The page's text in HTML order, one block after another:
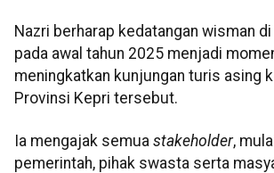
Nazri berharap kedatangan wisman
pada awal tahun 2025 menjadi
meningkatkan kunjungan turis asing
Provinsi Kepri tersebut.
Ia mengajak semua stakeholder,
pemerintah, pihak swasta serta